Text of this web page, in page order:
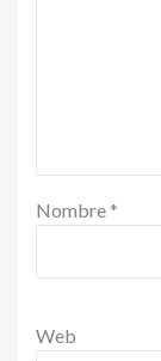
Nombre *
Web